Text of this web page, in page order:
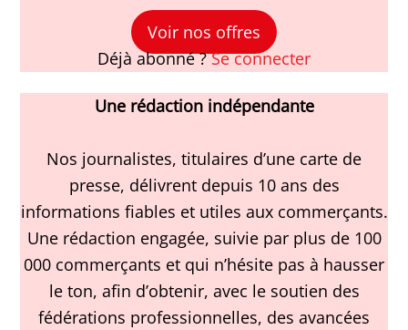
Voir nos offres
Déjà abonné ?Se connecter
Une rédaction indépendante
Nos journalistes, titulaires d’une carte de
presse, délivrent depuis 10 ans des
informations fiables et utiles aux commerçants.
Une rédaction engagée, suivie par plus de 100
000 commerçants et qui n’hésite pas à hausser
le ton, afin d’obtenir, avec le soutien des
fédérations professionnelles, des avancées